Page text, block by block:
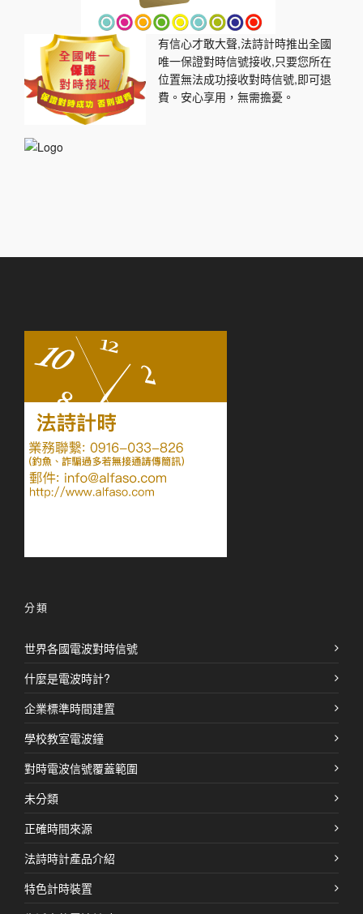
有信心才敢大聲,法詩計時推出全國
唯一保證對時信號接收,只要您所在
位置無法成功接收對時信號,即可退
費。安心享用，無需擔憂。
分類
世界各國電波對時信號
什麼是電波時計?
企業標準時間建置
學校教室電波鐘
對時電波信號覆蓋範圍
未分類
正確時間來源
法詩時計產品介紹
特色計時裝置